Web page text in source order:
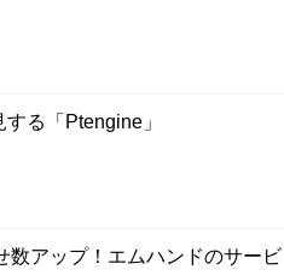
る「Ptengine」
数アップ！エムハンドのサービ